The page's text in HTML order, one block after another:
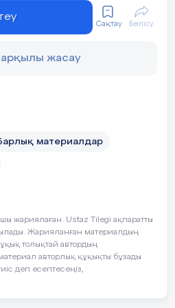
кең тараған.
— символ/
немесе адрес/
жүйе жайында —
қашықтан
жиынтығы;
қатынас;
гипермәтіннің
арқылы мәтіннің
желілердегі
екі байланыс
жабдығы.
Сақтау Бөлісу
жасау
материалдар
жариялаған. Ustaz Tilegi ақпаратты
Жарияланған материалдың
толықтай автордың
авторлық құқықты бұзады
деп есептесеңіз,